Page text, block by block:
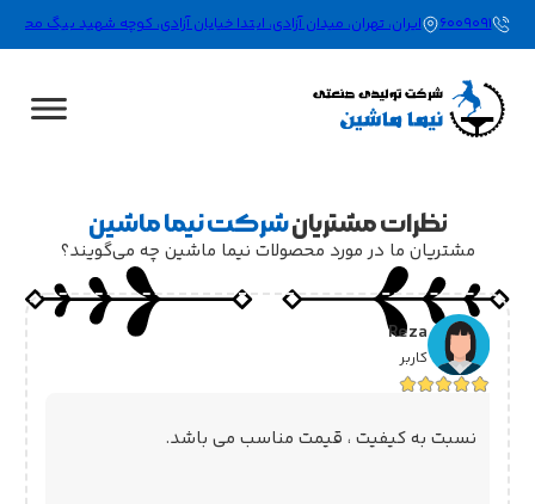
021-66009091ایران، تهران، میدان آزادی، ابتدا خیابان آزادی، کوچه شهید بیگ محمدلو (نورگاه)،
نظرات مشتریانشرکت نیما ماشین
مشتریان ما در مورد محصولات نیما ماشین چه می‌گویند؟
Reza
کاربر
نسبت به کیفیت ، قیمت مناسب می باشد.